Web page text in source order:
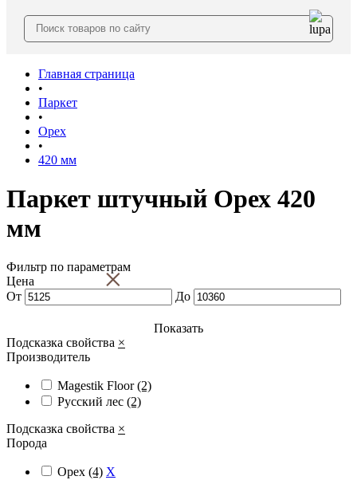
Главная страница
•
Паркет
•
Орех
•
420 мм
Паркет штучный Орех 420
мм
Фильтр по параметрам
×
Цена
От
До
Показать
Подсказка свойства ×
Производитель
Magestik Floor(2)
Русский лес (2)
Подсказка свойства ×
Порода
Орех (4) X